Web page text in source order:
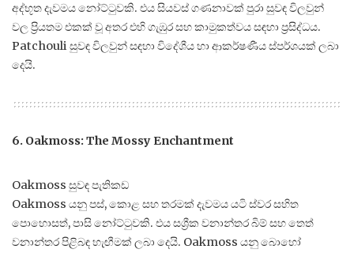
අද්භූත දැවමය නෝට්ටුවකි. එය සියවස් ගණනාවක් පුරා සුවඳ විලවුන්
වල ප්‍රියතම එකක් වූ අතර එහි ගැඹුර සහ කාමුකත්වය සඳහා ප්‍රසිද්ධය.
Patchouli සුවඳ විලවුන් සඳහා විදේශීය හා ආකර්ෂණීය ස්පර්ශයක් ලබා
දෙයි.
6. Oakmoss: The Mossy Enchantment
Oakmoss සුවඳ පැතිකඩ
Oakmoss යනු පස්, කොළ සහ තරමක් දැවමය යටි ස්වර සහිත
පොහොසත්, පාසි නෝට්ටුවකි. එය සශ්‍රීක වනාන්තර බිම් සහ තෙත්
වනාන්තර පිළිබඳ හැඟීමක් ලබා දෙයි. Oakmoss යනු බොහෝ